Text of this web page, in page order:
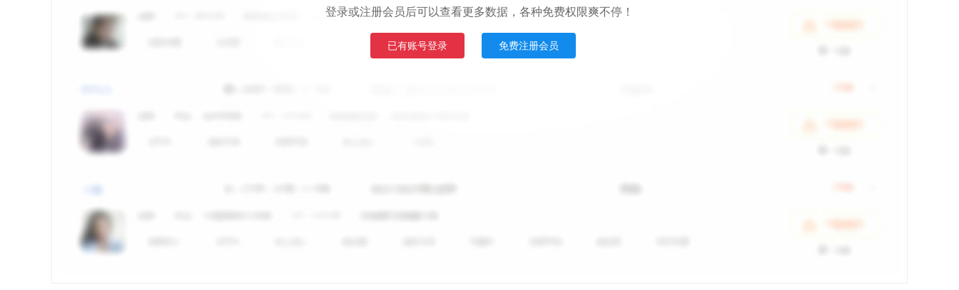
登录或注册会员后可以查看更多数据，各种免费权限爽不停！
已有账号登录 免费注册会员